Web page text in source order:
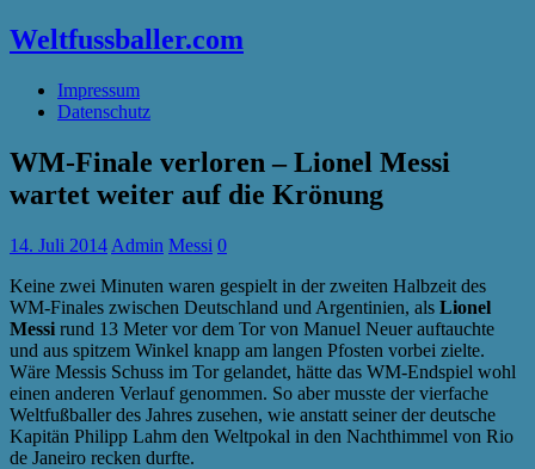
Weltfussballer.com
Impressum
Datenschutz
WM-Finale verloren – Lionel Messi
wartet weiter auf die Krönung
14. Juli 2014 Admin Messi 0
Keine zwei Minuten waren gespielt in der zweiten Halbzeit des
WM-Finales zwischen Deutschland und Argentinien, als Lionel
Messi rund 13 Meter vor dem Tor von Manuel Neuer auftauchte
und aus spitzem Winkel knapp am langen Pfosten vorbei zielte.
Wäre Messis Schuss im Tor gelandet, hätte das WM-Endspiel wohl
einen anderen Verlauf genommen. So aber musste der vierfache
Weltfußballer des Jahres zusehen, wie anstatt seiner der deutsche
Kapitän Philipp Lahm den Weltpokal in den Nachthimmel von Rio
de Janeiro recken durfte.